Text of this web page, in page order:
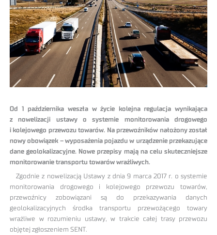
Od 1 października weszła w życie kolejna regulacja wynikająca
z nowelizacji ustawy o systemie monitorowania drogowego
i kolejowego przewozu towarów. Na przewoźników nałożony został
nowy obowiązek – wyposażenia pojazduw urządzenie przekazujące
dane geolokalizacyjne. Nowe przepisy mają na celu skuteczniejsze
monitorowanie transportu towarów wrażliwych.
Zgodnie z nowelizacją Ustawy z dnia 9 marca 2017 r. o systemie
monitorowania drogowego i kolejowego przewozu towarów,
przewoźnicy zobowiązani są do przekazywania danych
geolokalizacyjnych środka transportu przewożącego towary
wrażliwe w rozumieniu ustawy, w trakcie całej trasy przewozu
objętej zgłoszeniem SENT.